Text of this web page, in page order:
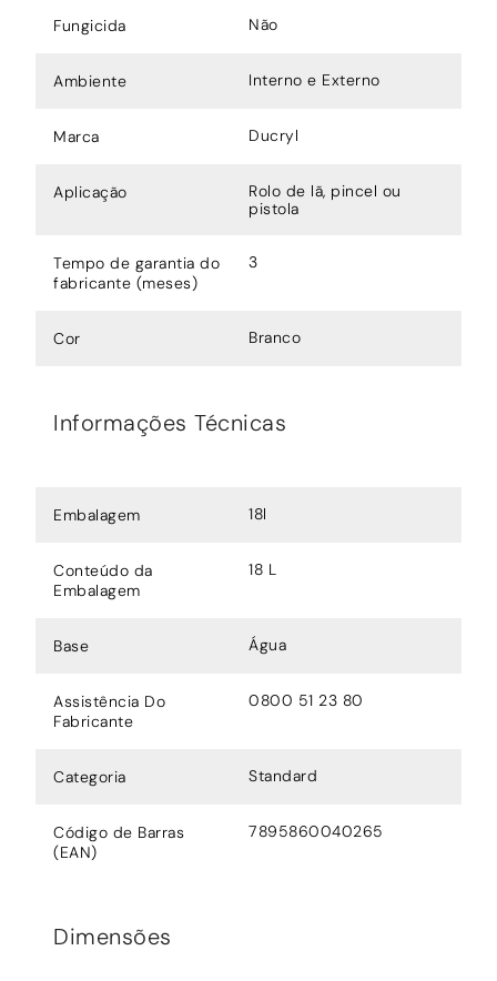
Fungicida Não
Ambiente Interno e Externo
Marca Ducryl
Aplicação
Rolo de lã, pincel ou
pistola
Tempo de garantia do
fabricante (meses)
3
Cor Branco
Informações Técnicas
Embalagem 18l
Conteúdo da
Embalagem
18 L
Base Água
Assistência Do
Fabricante
0800 51 23 80
Categoria Standard
Código de Barras
(EAN)
7895860040265
Dimensões